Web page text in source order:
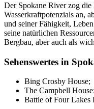
Der Spokane River zog die
Wasserkraftpotenzials an,
und seiner Fähigkeit,
seine natürlichen
Bergbau, aber auch als
Sehenswertes in
Bing Crosby House;
The Campbell House;
Battle of Four Lakes